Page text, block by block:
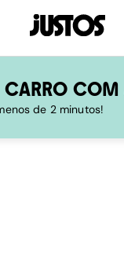
CARRO COM
de 2 minutos!